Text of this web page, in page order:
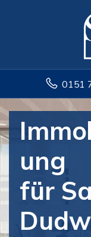
0151
ung
für